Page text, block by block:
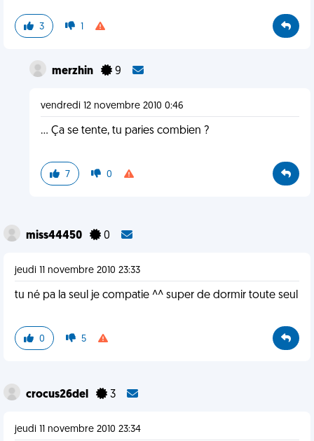
3 1
merzhin 9
vendredi 12 novembre 2010 0:46
... Ça se tente, tu paries combien ?
7 0
miss44450 0
jeudi 11 novembre 2010 23:33
tu né pa la seul je compatie ^^ super de dormir toute seul
0 5
crocus26del 3
jeudi 11 novembre 2010 23:34